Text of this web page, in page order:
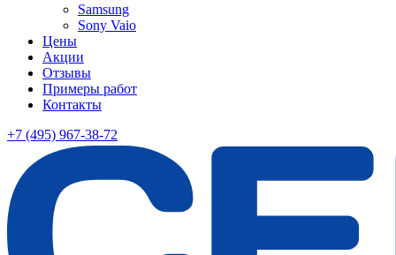
Samsung
Sony Vaio
Цены
Акции
Отзывы
Примеры работ
Контакты
+7 (495) 967-38-72